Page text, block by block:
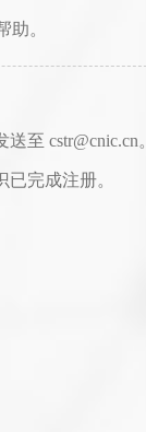
助。
至 cstr@cnic.cn
完成注册。